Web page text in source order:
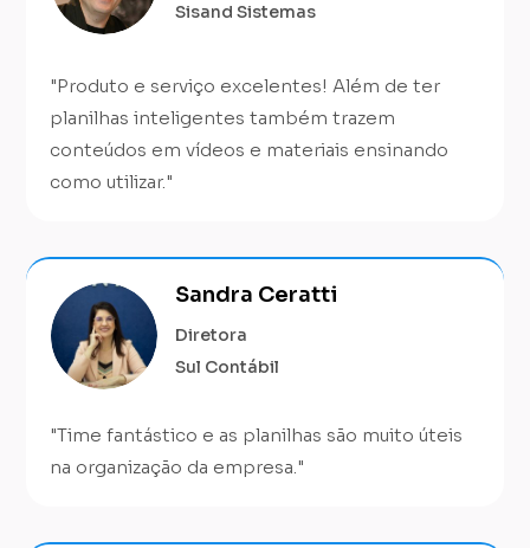
Sisand Sistemas
"Produto e serviço excelentes! Além de ter
planilhas inteligentes também trazem
conteúdos em vídeos e materiais ensinando
como utilizar."
Sandra Ceratti
Diretora
Sul Contábil
"Time fantástico e as planilhas são muito úteis
na organização da empresa."